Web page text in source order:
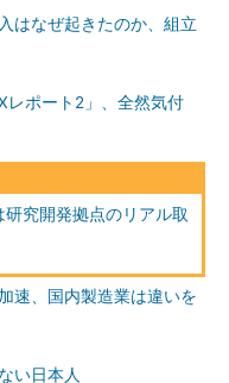
はなぜ起きたのか、組立
レポート2」、全然気付
究開発拠点のリアル取
速、国内製造業は違いを
い日本人